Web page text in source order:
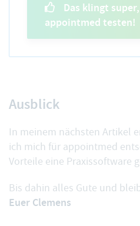
Das klingt
appointmed testen!
Ausblick
In meinem nächsten Artikel
ich mich für appointmed
Vorteile eine Praxissoftware
Bis dahin alles Gute und
Euer Clemens